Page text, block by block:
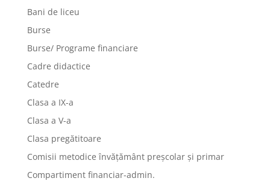
Bani de liceu
Burse
Burse/ Programe financiare
Cadre didactice
Catedre
Clasa a IX-a
Clasa a V-a
Clasa pregătitoare
Comisii metodice învățământ preșcolar și primar
Compartiment financiar-admin.